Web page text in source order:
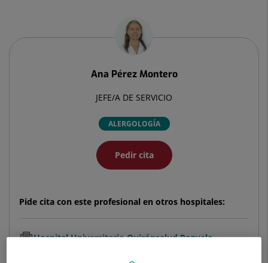
Montero
Ana Pérez Montero
JEFE/A DE SERVICIO
ALERGOLOGÍA
Pedir cita
Pide cita con este profesional en otros hospitales:
Hospital Universitario Quirónsalud Pozuelo